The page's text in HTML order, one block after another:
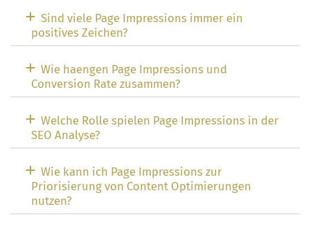
Sind viele Page Impressions immer ein
positives Zeichen?
Wie haengen Page Impressions und
Conversion Rate zusammen?
Welche Rolle spielen Page Impressions in der
SEO Analyse?
Wie kann ich Page Impressions zur
Priorisierung von Content Optimierungen
nutzen?